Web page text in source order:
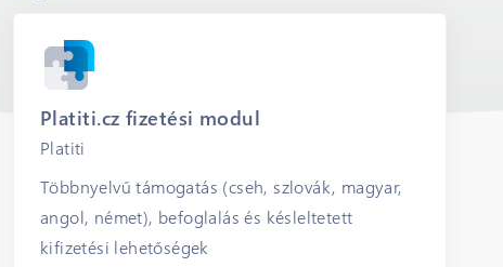
Platiti.cz fizetési modul
Platiti
Többnyelvű támogatás (cseh, szlovák, magyar,
angol, német), befoglalás és késleltetett
kifizetési lehetőségek